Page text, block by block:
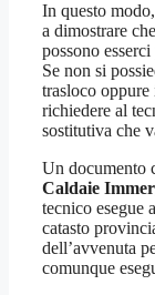
In questo
a dimostrare
possono
Se non si
trasloco
richiedere al
sostitutiva che
Un documento
Caldaie
tecnico esegue
catasto
dell’avvenuta
comunque